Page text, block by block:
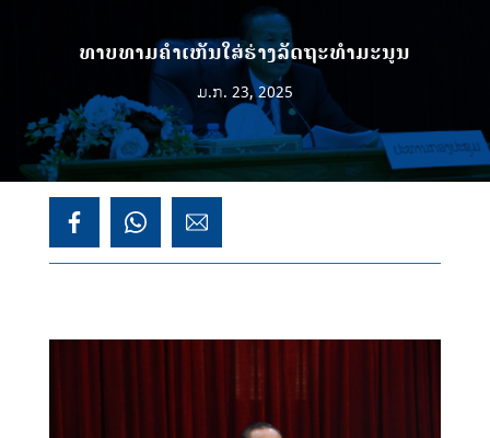
ທາບທາມຄໍາເຫັນໃສ່ຮ່າງລັດຖະທໍາມະນູນ
ມ.ກ. 23, 2025